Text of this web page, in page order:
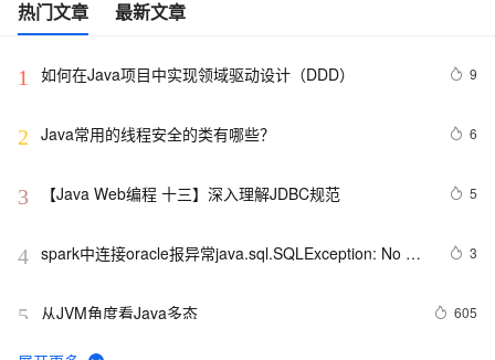
热门文章 最新文章
1 如何在Java项目中实现领域驱动设计（DDD） 9
2 Java常用的线程安全的类有哪些？ 6
3 【Java Web编程 十三】深入理解JDBC规范 5
4 spark中连接oracle报异常java.sql.SQLException: No
3
5 从JVM角度看Java多态 605